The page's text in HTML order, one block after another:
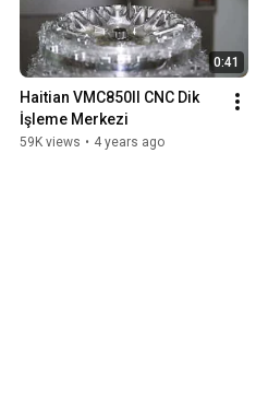
0:41
Haitian VMC850II CNC Dik
İşleme Merkezi
59K views • 4 years ago